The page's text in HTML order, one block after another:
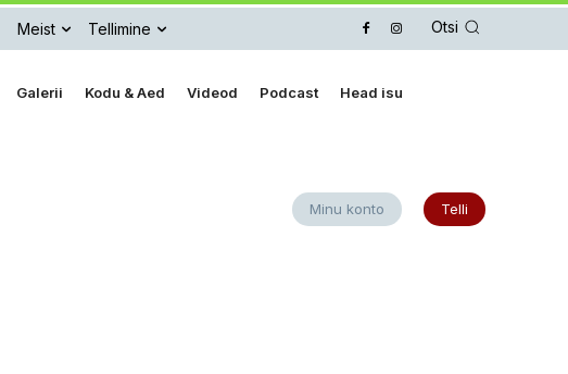
Meist Tellimine Otsi
Galerii Kodu & Aed Videod Podcast Head isu
Minu konto Telli